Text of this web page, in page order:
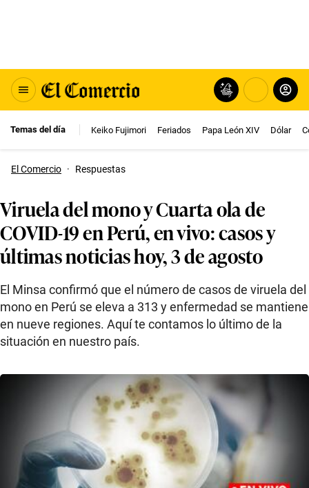
Temas del día Keiko Fujimori Feriados Papa León XIV Dólar
El Comercio · Respuestas
Viruela del mono y Cuarta ola de
COVID-19 en Perú, en vivo: casos y
últimas noticias hoy, 3 de agosto
El Minsa confirmó que el número de casos de viruela del
mono en Perú se eleva a 313 y enfermedad se mantiene
en nueve regiones. Aquí te contamos lo último de la
situación en nuestro país.